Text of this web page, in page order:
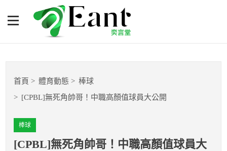
[CPBL]無死角帥哥！中職高
顏值球員大公開
籃球
球隊數據
首頁 體育動態 棒球
[CPBL]無死角帥哥！中職高顏值球員大公開
棒球
[CPBL]無死角帥哥！中職高顏值球員大